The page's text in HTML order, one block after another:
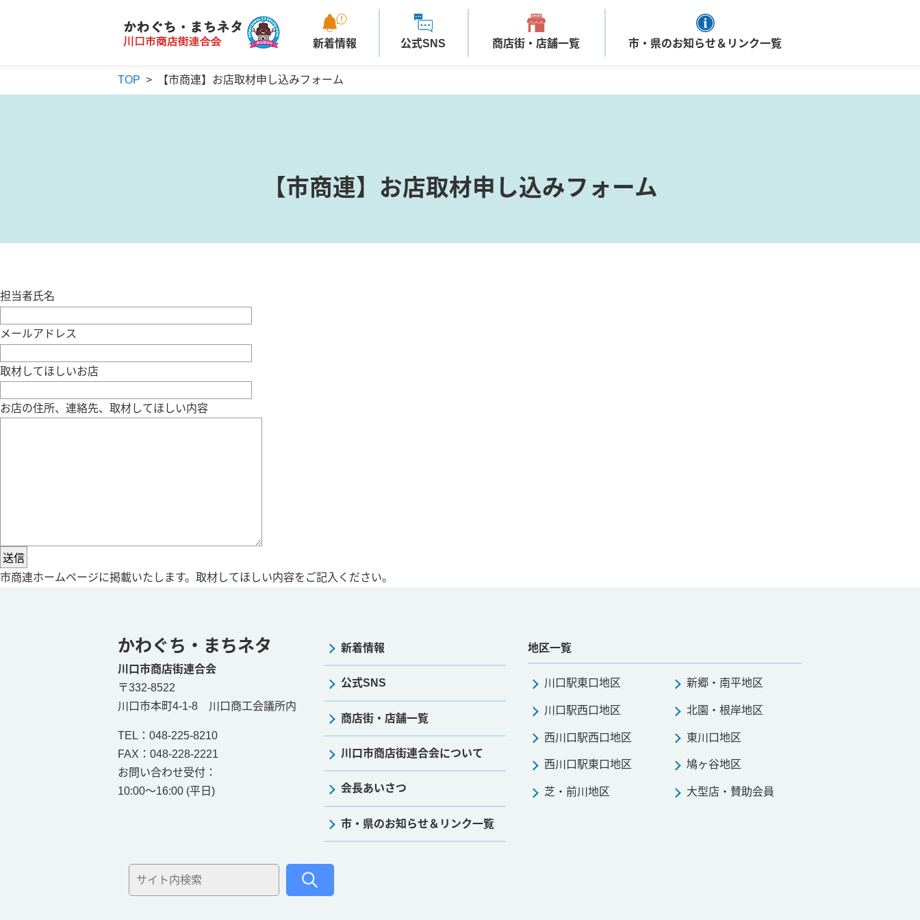
かわぐち・まちネタ
川口市商店街連合会 新着情報 公式SNS 商店街・店舗一覧 市・県のお知らせ＆リンク一覧
TOP > 【市商連】お店取材申し込みフォーム
【市商連】お店取材申し込みフォーム
担当者氏名
メールアドレス
取材してほしいお店
お店の住所、連絡先、取材してほしい内容
市商連ホームページに掲載いたします。取材してほしい内容をご記入ください。
かわぐち・まちネタ
川口市商店街連合会
〒332-8522
川口市本町4-1-8 川口商工会議所内
TEL： 048-225-8210
FAX：048-228-2221
お問い合わせ受付：
10:00～16:00 (平日)
新着情報
公式SNS
商店街・店舗一覧
川口市商店街連合会について
会長あいさつ
市・県のお知らせ＆リンク一覧
地区一覧
川口駅東口地区
川口駅西口地区
西川口駅西口地区
西川口駅東口地区
芝・前川地区
新郷・南平地区
北園・根岸地区
東川口地区
鳩ヶ谷地区
大型店・賛助会員